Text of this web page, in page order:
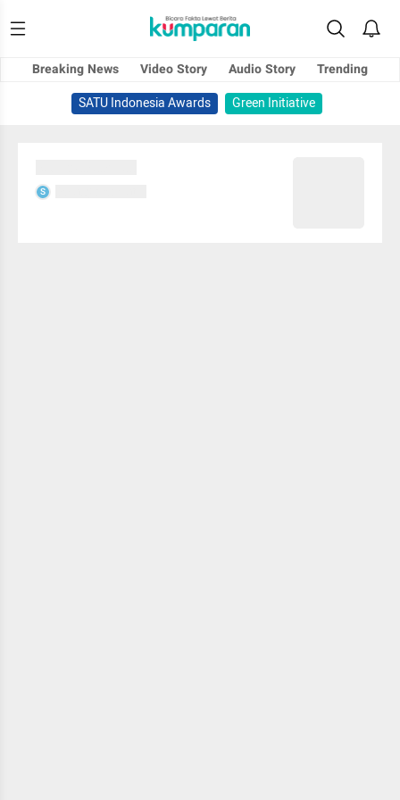
Breaking News Video Story Audio Story
Trending
SATU Indonesia Awards
Green Initiative
S